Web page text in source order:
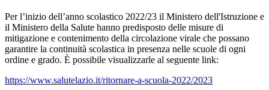
Per l’inizio dell’anno scolastico 2022/23 il Ministero dell'Istruzione e
il Ministero della Salute hanno predisposto delle misure di
mitigazione e contenimento della circolazione virale che possano
garantire la continuità scolastica in presenza nelle scuole di ogni
ordine e grado. È possibile visualizzarle al seguente link:
https://www.salutelazio.it/ritornare-a-scuola-2022/2023